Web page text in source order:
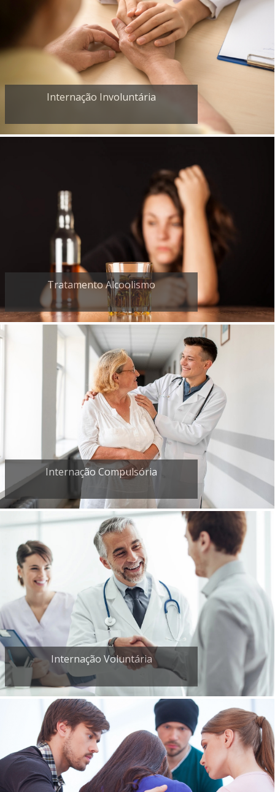
Internação Involuntária
Tratamento Alcoolismo
Internação Compulsória
Internação Voluntária